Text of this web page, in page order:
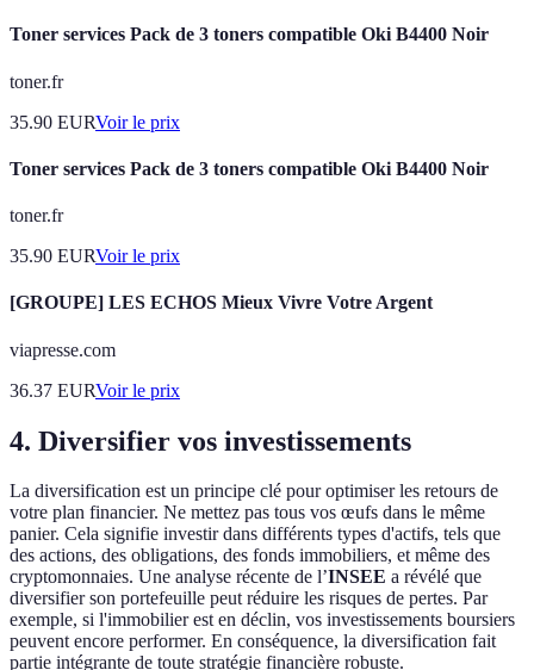
Toner services Pack de 3 toners compatible Oki B4400 Noir
toner.fr
35.90 EURVoir le prix
Toner services Pack de 3 toners compatible Oki B4400 Noir
toner.fr
35.90 EURVoir le prix
[GROUPE] LES ECHOS Mieux Vivre Votre Argent
viapresse.com
36.37 EURVoir le prix
4. Diversifier vos investissements
La diversification est un principe clé pour optimiser les retours de
votre plan financier. Ne mettez pas tous vos œufs dans le même
panier. Cela signifie investir dans différents types d'actifs, tels que
des actions, des obligations, des fonds immobiliers, et même des
cryptomonnaies. Une analyse récente de l’INSEE a révélé que
diversifier son portefeuille peut réduire les risques de pertes. Par
exemple, si l'immobilier est en déclin, vos investissements boursiers
peuvent encore performer. En conséquence, la diversification fait
partie intégrante de toute stratégie financière robuste.